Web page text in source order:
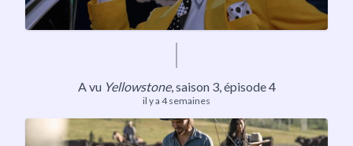
A vu Yellowstone,saison 3, épisode 4
il y a 4 semaines